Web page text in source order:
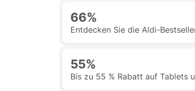
66%
Entdecken Sie die Aldi-
55%
Bis zu 55 % Rabatt auf Tablets